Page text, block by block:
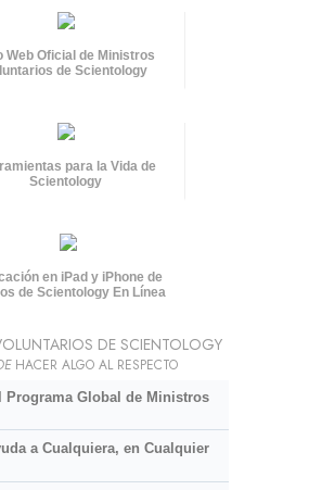
Web Oficial de Ministros
de Scientology
para la Vida de
Scientology
en iPad y iPhone de
de Scientology En Línea
DE SCIENTOLOGY
HACER ALGO AL RESPECTO
Programa Global de Ministros
a Cualquiera, en Cualquier